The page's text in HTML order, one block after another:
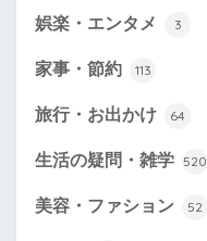
娯楽・エンタメ 3
家事・節約 113
旅行・お出かけ 64
生活の疑問・雑学 520
美容・ファション 52